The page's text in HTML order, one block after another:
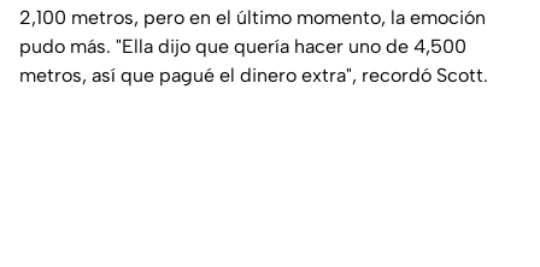
2,100 metros, pero en el último momento, la emoción
pudo más. "Ella dijo que quería hacer uno de 4,500
metros, así que pagué el dinero extra", recordó Scott.